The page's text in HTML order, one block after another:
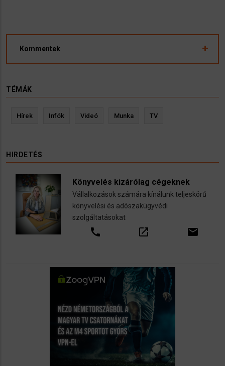
Kommentek
TÉMÁK
Hírek Infók Videó Munka TV
HIRDETÉS
Könyvelés kizárólag cégeknek
Vállalkozások számára kínálunk teljeskörű
könyvelési és adószakügyvédi
szolgáltatásokat
call open_in_new email